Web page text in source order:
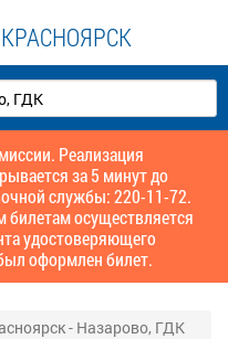
Реализация
за 5 минут до
службы: 220-11-72.
билетам осуществляется
удостоверяющего
оформлен билет.
- Назарово, ГДК